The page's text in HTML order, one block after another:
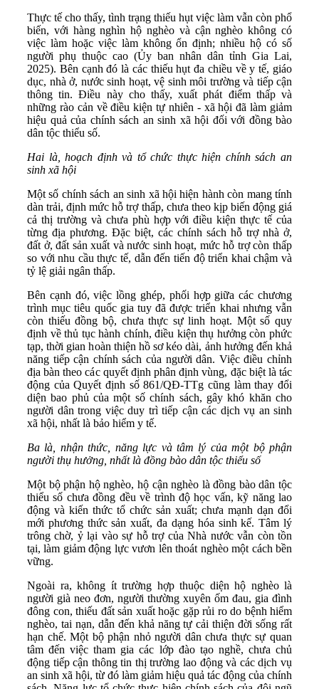
Thực tế cho thấy, tình trạng thiếu hụt việc làm vẫn còn phổ
biến, với hàng nghìn hộ nghèo và cận nghèo không có
việc làm hoặc việc làm không ổn định; nhiều hộ có số
người phụ thuộc cao (Ủy ban nhân dân tỉnh Gia Lai,
2025). Bên cạnh đó là các thiếu hụt đa chiều về y tế, giáo
dục, nhà ở, nước sinh hoạt, vệ sinh môi trường và tiếp cận
thông tin. Điều này cho thấy, xuất phát điểm thấp và
những rào cản về điều kiện tự nhiên - xã hội đã làm giảm
hiệu quả của chính sách an sinh xã hội đối với đồng bào
dân tộc thiểu số.
Hai là, hoạch địnhvà tổ chức thực hiện chính sách an
sinh xã hội
Một số chính sách an sinh xã hội hiện hành còn mang tính
dàn trải, định mức hỗ trợ thấp, chưa theo kịp biến động giá
cả thị trường và chưa phù hợp với điều kiện thực tế của
từng địa phương. Đặc biệt, các chính sách hỗ trợ nhà ở,
đất ở, đất sản xuất và nước sinh hoạt, mức hỗ trợ còn thấp
so với nhu cầu thực tế, dẫn đến tiến độ triển khai chậm và
tỷ lệ giải ngân thấp.
Bên cạnh đó, việc lồng ghép, phối hợp giữa các chương
trình mục tiêu quốc gia tuy đã được triển khai nhưng vẫn
còn thiếu đồng bộ, chưa thực sự linh hoạt. Một số quy
định về thủ tục hành chính, điều kiện thụ hưởng còn phức
tạp, thời gian hoàn thiện hồ sơ kéo dài, ảnh hưởng đến khả
năng tiếp cận chính sách của người dân. Việc điều chỉnh
địa bàn theo các quyết định phân định vùng, đặc biệt là tác
động của Quyết định số 861/QĐ-TTg cũng làm thay đổi
diện bao phủ của một số chính sách, gây khó khăn cho
người dân trong việc duy trì tiếp cận các dịch vụ an sinh
xã hội, nhất là bảo hiểm y tế.
Ba là,
nhận thức, năng lực và tâm lý của một bộ phận
người thụ hưởng, nhất là đồng bào dân tộc thiểu số
Một bộ phận hộ nghèo, hộ cận nghèo là đồng bào dân tộc
thiểu số chưa đồng đều về trình độ học vấn, kỹ năng lao
động và kiến thức tổ chức sản xuất; chưa mạnh dạn đổi
mới phương thức sản xuất, đa dạng hóa sinh kế. Tâm lý
trông chờ, ỷ lại vào sự hỗ trợ của Nhà nước vẫn còn tồn
tại, làm giảm động lực vươn lên thoát nghèo một cách bền
vững.
Ngoài ra, không ít trường hợp thuộc diện hộ nghèo là
người già neo đơn, người thường xuyên ốm đau, gia đình
đông con, thiếu đất sản xuất hoặc gặp rủi ro do bệnh hiểm
nghèo, tai nạn, dẫn đến khả năng tự cải thiện đời sống rất
hạn chế. Một bộ phận nhỏ người dân chưa thực sự quan
tâm đến việc tham gia các lớp đào tạo nghề, chưa chủ
động tiếp cận thông tin thị trường lao động và các dịch vụ
an sinh xã hội, từ đó làm giảm hiệu quả tác động của chính